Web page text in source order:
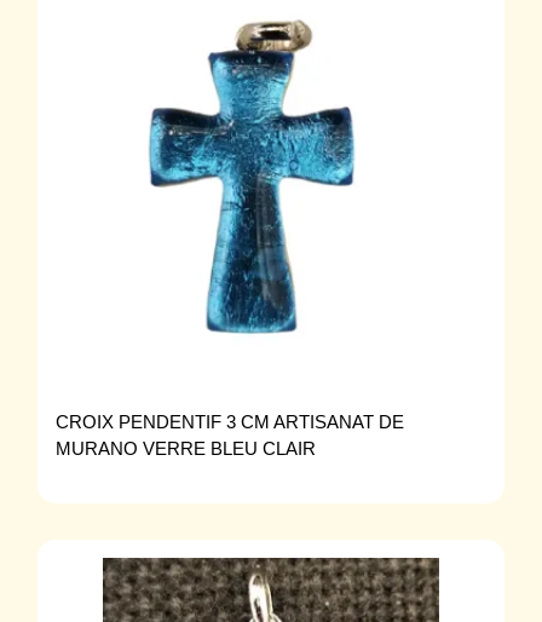
CROIX PENDENTIF 3 CM ARTISANAT DE
MURANO VERRE BLEU CLAIR